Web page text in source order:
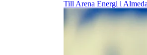
Till Arena Energi i